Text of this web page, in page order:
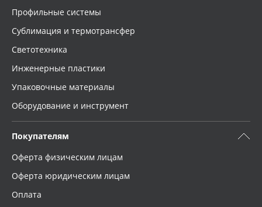
Профильные системы
Сублимация и термотрансфер
Светотехника
Инженерные пластики
Упаковочные материалы
Оборудование и инструмент
Покупателям
Оферта физическим лицам
Оферта юридическим лицам
Оплата